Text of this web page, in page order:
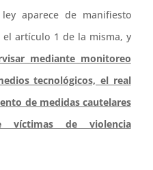
aparece de manifiesto
artículo 1 de la misma, y
mediante monitoreo
tecnológicos, el real
de medidas cautelares
víctimas de violencia